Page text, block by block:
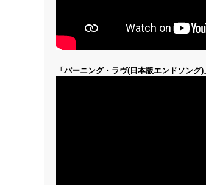
「バーニング・ラヴ(日本版エンドソン